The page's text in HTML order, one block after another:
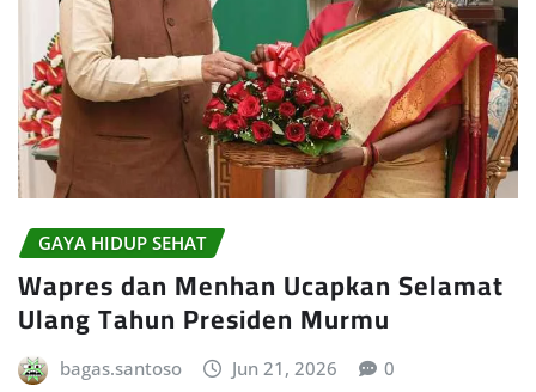
GAYA HIDUP SEHAT
Wapres dan Menhan Ucapkan Selamat
Ulang Tahun Presiden Murmu
bagas.santoso Jun 21, 2026 0